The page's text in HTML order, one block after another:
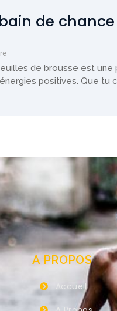
de
de brousse est
positives. Que tu
A PROPOS
Accueil